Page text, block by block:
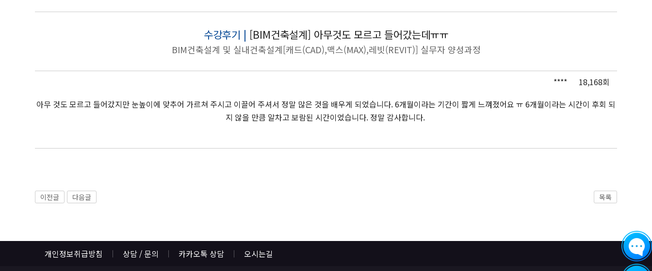
수강후기 | [BIM건축설계] 아무것도 모르고 들어갔는데ㅠㅠ
BIM건축설계 및 실내건축설계[캐드(CAD),맥스(MAX),레빗(REVIT)] 실무자 양성과정
****
18,168회
아무 것도 모르고 들어갔지만 눈높이에 맞추어 가르쳐 주시고 이끌어 주셔서 정말 많은 것을 배우게 되었습니다. 6개월이라는 기간이 짧게 느껴졌어요 ㅠ 6개월이라는 시간이 후회 되
지 않을 만큼 알차고 보람된 시간이었습니다. 정말 감사합니다.
이전글 다음글 목록
개인정보취급방침 상담 / 문의 카카오톡 상담 오시는길